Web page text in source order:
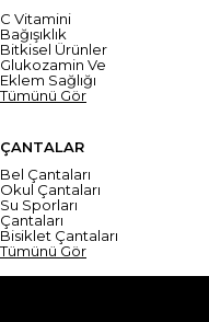
C Vitamini
Bağışıklık
Bitkisel Ürünler
Glukozamin Ve
Eklem Sağlığı
Tümünü Gör
ÇANTALAR
Bel Çantaları
Okul Çantaları
Su Sporları
Çantaları
Bisiklet Çantaları
Tümünü Gör